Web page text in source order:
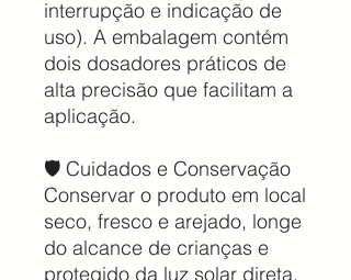
interrupção e indicação de
uso). A embalagem contém
dois dosadores práticos de
alta precisão que facilitam a
aplicação.
🛡️ Cuidados e Conservação
Conservar o produto em local
seco, fresco e arejado, longe
do alcance de crianças e
protegido da luz solar direta.